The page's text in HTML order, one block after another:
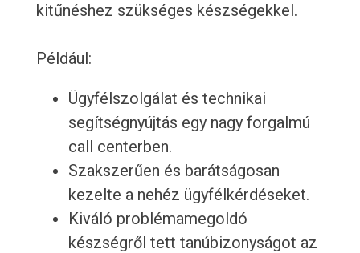
kitűnéshez szükséges készségekkel.
Például:
Ügyfélszolgálat és technikai
segítségnyújtás egy nagy forgalmú
call centerben.
Szakszerűen és barátságosan
kezelte a nehéz ügyfélkérdéseket.
Kiváló problémamegoldó
készségről tett tanúbizonyságot az